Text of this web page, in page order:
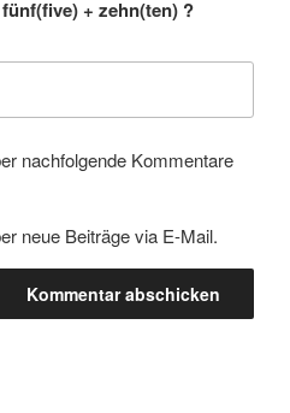
+ zehn(ten) ?
nachfolgende Kommentare
neue Beiträge via E-Mail.